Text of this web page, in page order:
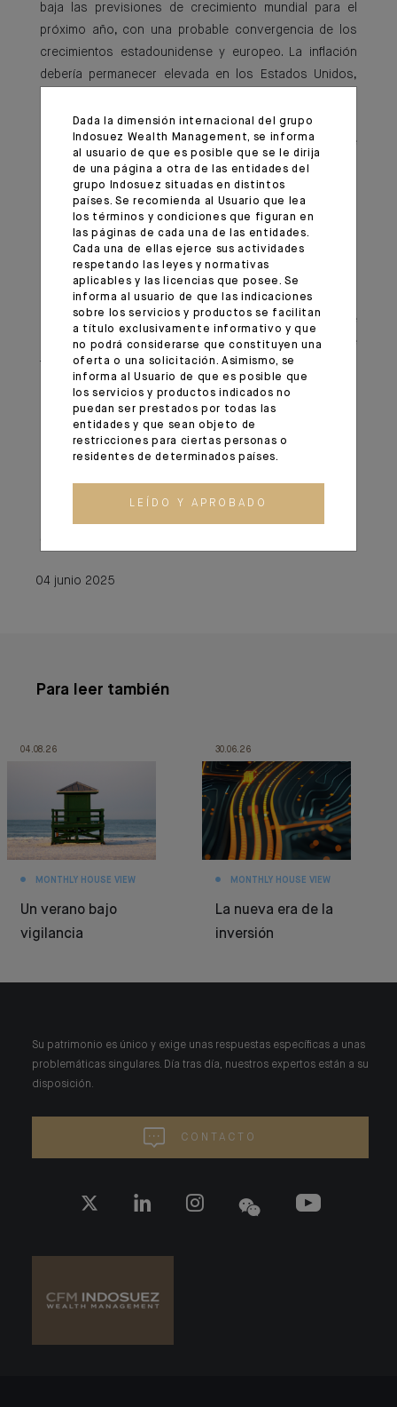
baja las previsiones de crecimiento mundial para el
próximo año, con una probable convergencia de los
crecimientos estadounidense y europeo. La inflación
debería permanecer elevada en los Estados Unidos,
En nuestras carteras, seguimos fuertemente
diversificados, con una preferencia por las acciones
de las zonas que se benefician de la reactivación
económica y una baja exposición a la duración
estadounidense en la parte de renta fija. Paralelamente,
el oro sigue siendo el valor refugio por excelencia,
mientras que nos mantenemos cautelosos respecto al
dólar. Los activos no cotizados siguen siendo
atractivos, y en esta edición abordaremos el interés de
poseer deudas privadas, especialmente a través de
fondos semi-líquidos en las asignaciones de cartera.
Important information
Monthly House View, 23.05.2025. - Excerpt of the Editorial
04 junio 2025
Para leer también
04.08.26
MONTHLY HOUSE VIEW
Un verano bajo
vigilancia
30.06.26
MONTHLY HOUSE VIEW
La nueva era de la
inversión
Su patrimonio es único y exige unas respuestas específicas a unas
problemáticas singulares. Día tras día, nuestros expertos están a su
disposición.
CONTACTO
Dada la dimensión internacional del grupo
Indosuez Wealth Management, se informa
al usuario de que es posible que se le dirija
de una página a otra de las entidades del
grupo Indosuez situadas en distintos
países. Se recomienda al Usuario que lea
los términos y condiciones que figuran en
las páginas de cada una de las entidades.
Cada una de ellas ejerce sus actividades
respetando las leyes y normativas
aplicables y las licencias que posee. Se
informa al usuario de que las indicaciones
sobre los servicios y productos se facilitan
a título exclusivamente informativo y que
no podrá considerarse que constituyen una
oferta o una solicitación. Asimismo, se
informa al Usuario de que es posible que
los servicios y productos indicados no
puedan ser prestados por todas las
entidades y que sean objeto de
restricciones para ciertas personas o
residentes de determinados países.
LEÍDO Y APROBADO